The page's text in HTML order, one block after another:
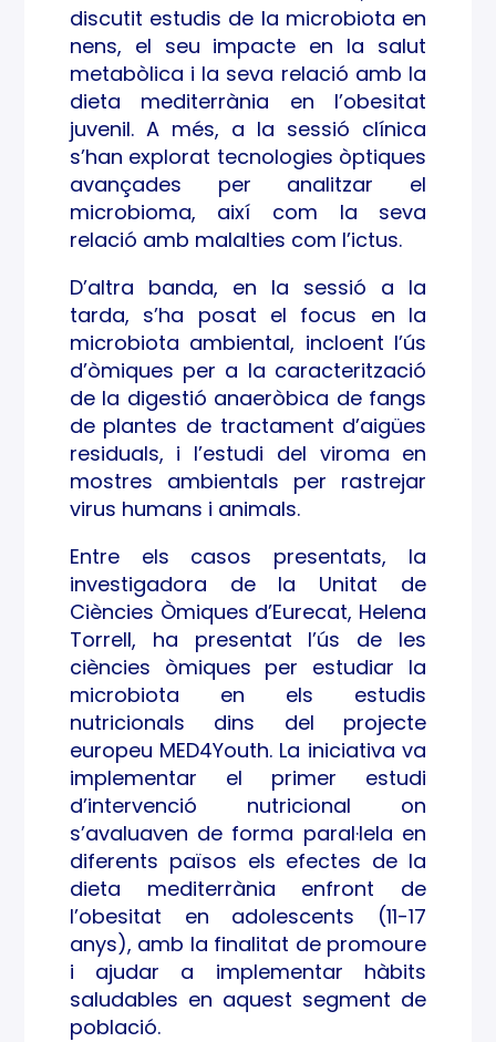
discutit estudis de la microbiota en
nens, el seu impacte en la salut
metabòlica i la seva relació amb la
dieta mediterrània en l’obesitat
juvenil. A més, a la sessió clínica
s’han explorat tecnologies òptiques
avançades per analitzar el
microbioma, així com la seva
relació amb malalties com l’ictus.
D’altra banda, en la sessió a la
tarda, s’ha posat el focus en la
microbiota ambiental, incloent l’ús
d’òmiques per a la caracterització
de la digestió anaeròbica de fangs
de plantes de tractament d’aigües
residuals, i l’estudi del viroma en
mostres ambientals per rastrejar
virus humans i animals.
Entre els casos presentats, la
investigadora de la Unitat de
Ciències Òmiques d’Eurecat, Helena
Torrell, ha presentat l’ús de les
ciències òmiques per estudiar la
microbiota en els estudis
nutricionals dins del projecte
europeu MED4Youth. La iniciativa va
implementar el primer estudi
d’intervenció nutricional on
s’avaluaven de forma paral·lela en
diferents països els efectes de la
dieta mediterrània enfront de
l’obesitat en adolescents (11-17
anys), amb la finalitat de promoure
i ajudar a implementar hàbits
saludables en aquest segment de
població.